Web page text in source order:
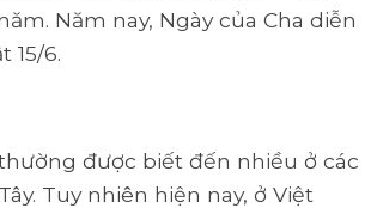
Năm nay, Ngày của Cha diễn
15/6.
được biết đến nhiều ở các
Tuy nhiên hiện nay, ở Việt